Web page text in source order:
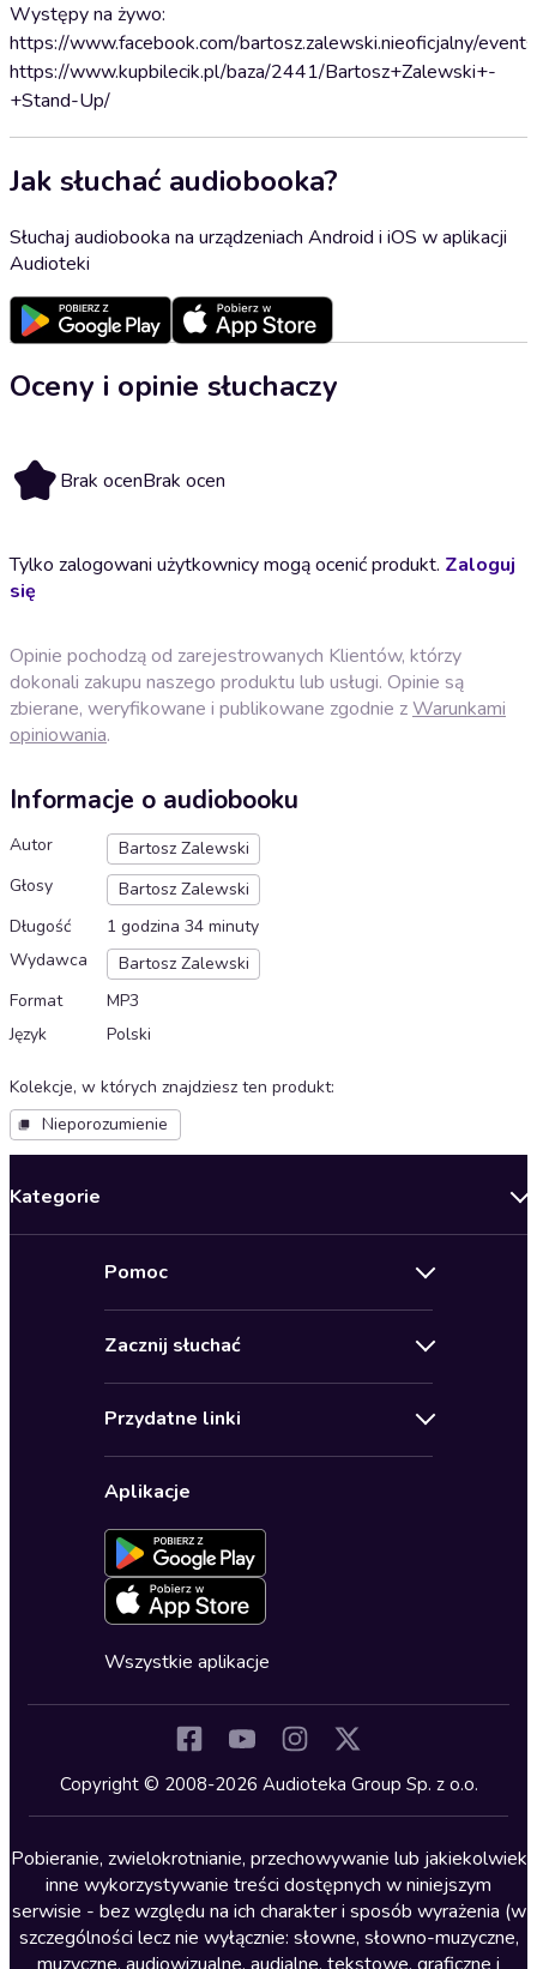
Występy na żywo:
https://www.facebook.com/bartosz.zalewski.nieoficjalny/
https://www.kupbilecik.pl/baza/2441/Bartosz+Zalewski+-
+Stand-Up/
Jak słuchać audiobooka?
Słuchaj audiobooka na urządzeniach Android i iOS w aplikacji
Audioteki
Oceny i opinie słuchaczy
Brak ocenBrak ocen
Tylko zalogowani użytkownicy mogą ocenić produkt. Zaloguj
się
Opinie pochodzą od zarejestrowanych Klientów, którzy
dokonali zakupu naszego produktu lub usługi. Opinie są
zbierane, weryfikowane i publikowane zgodnie zWarunkami
opiniowania.
Informacje o audiobooku
Autor
Bartosz Zalewski
Głosy
Bartosz Zalewski
Długość
1 godzina 34 minuty
Wydawca
Bartosz Zalewski
Format
MP3
Język
Polski
Kolekcje, w których znajdziesz ten produkt:
Nieporozumienie
Kategorie
Biznes, marketing, ekonomia
Dla młodzieży
Kryminały
Lektury szkolne
Literatura anglojęzyczna
Literatura faktu
Literatura obyczajowa
Pomoc
Pomoc
Ustawienia prywatności
Formularz zgłaszania nielegalnych treści
Deklaracja dostępności
Zacznij słuchać
Karnety
Oferta dla firm i bibliotek
Przydatne linki
Dołącz do newslettera
Blog
Zapowiedzi
Cykle audiobooków
Aplikacje
Wszystkie aplikacje
Copyright © 2008-2026 Audioteka Group Sp. z o.o.
Pobieranie, zwielokrotnianie, przechowywanie lub jakiekolwiek
inne wykorzystywanie treści dostępnych w niniejszym
serwisie - bez względu na ich charakter i sposób wyrażenia (w
szczególności lecz nie wyłącznie: słowne, słowno-muzyczne,